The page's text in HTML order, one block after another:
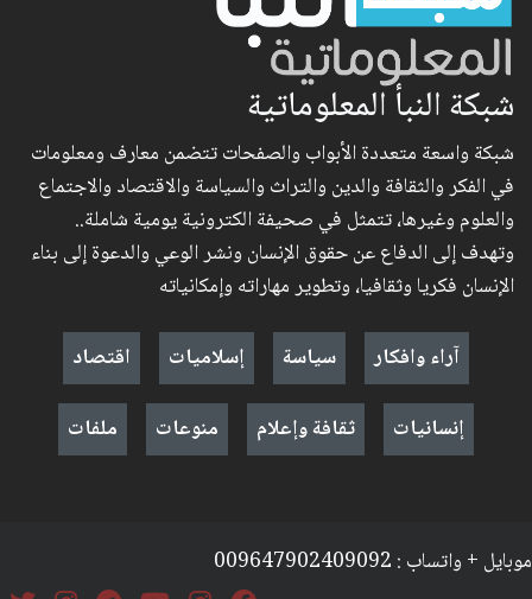
شبكة النبأ المعلوماتية
شبكة واسعة متعددة الأبواب والصفحات تتضمن معارف ومعلومات
في الفكر والثقافة والدين والتراث والسياسة والاقتصاد والاجتماع
والعلوم وغيرها، تتمثل في صحيفة الكترونية يومية شاملة..
وتهدف إلى الدفاع عن حقوق الإنسان ونشر الوعي والدعوة إلى بناء
الإنسان فكريا وثقافيا، وتطوير مهاراته وإمكانياته
آراء وافكار
سياسة إسلاميات
اقتصاد
إنسانيات
ثقافة وإعلام منوعات ملفات
موبايل + واتساب : 009647902409092